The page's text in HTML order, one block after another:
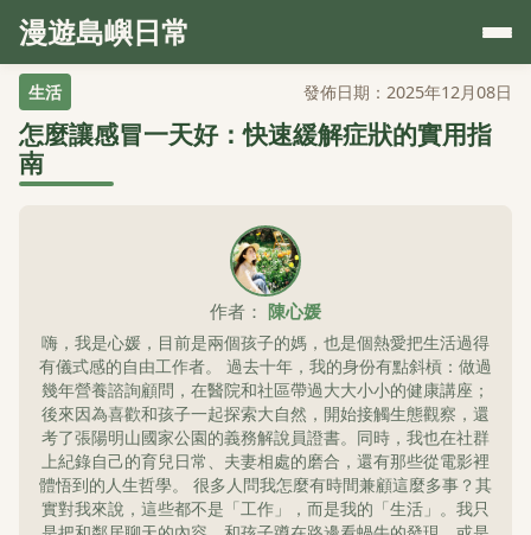
漫遊島嶼日常
生活 發佈日期：2025年12月08日
怎麼讓感冒一天好：快速緩解症狀的實用指
南
作者： 陳心媛
嗨，我是心媛，目前是兩個孩子的媽，也是個熱愛把生活過得
有儀式感的自由工作者。 過去十年，我的身份有點斜槓：做過
幾年營養諮詢顧問，在醫院和社區帶過大大小小的健康講座；
後來因為喜歡和孩子一起探索大自然，開始接觸生態觀察，還
考了張陽明山國家公園的義務解說員證書。同時，我也在社群
上紀錄自己的育兒日常、夫妻相處的磨合，還有那些從電影裡
體悟到的人生哲學。 很多人問我怎麼有時間兼顧這麼多事？其
實對我來說，這些都不是「工作」，而是我的「生活」。我只